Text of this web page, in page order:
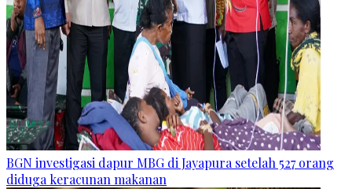
BGN investigasi dapur MBG di Jayapura setelah 527 orang
diduga keracunan makanan